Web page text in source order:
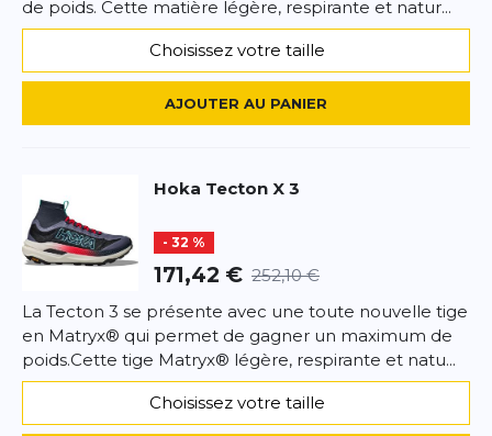
de poids. Cette matière légère, respirante et natur...
Choisissez votre taille
AJOUTER AU PANIER
Hoka Tecton X 3
- 32 %
171,42 € 252,10 €
La Tecton 3 se présente avec une toute nouvelle tige
en Matryx® qui permet de gagner un maximum de
poids.Cette tige Matryx® légère, respirante et natu...
Choisissez votre taille